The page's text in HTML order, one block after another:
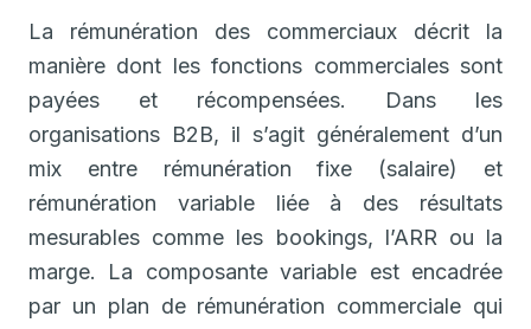
La rémunération des commerciaux décrit la
manière dont les fonctions commerciales sont
payées et récompensées. Dans les
organisations B2B, il s’agit généralement d’un
mix entre rémunération fixe (salaire) et
rémunération variable liée à des résultats
mesurables comme les bookings, l’ARR ou la
marge. La composante variable est encadrée
par un plan de rémunération commerciale qui